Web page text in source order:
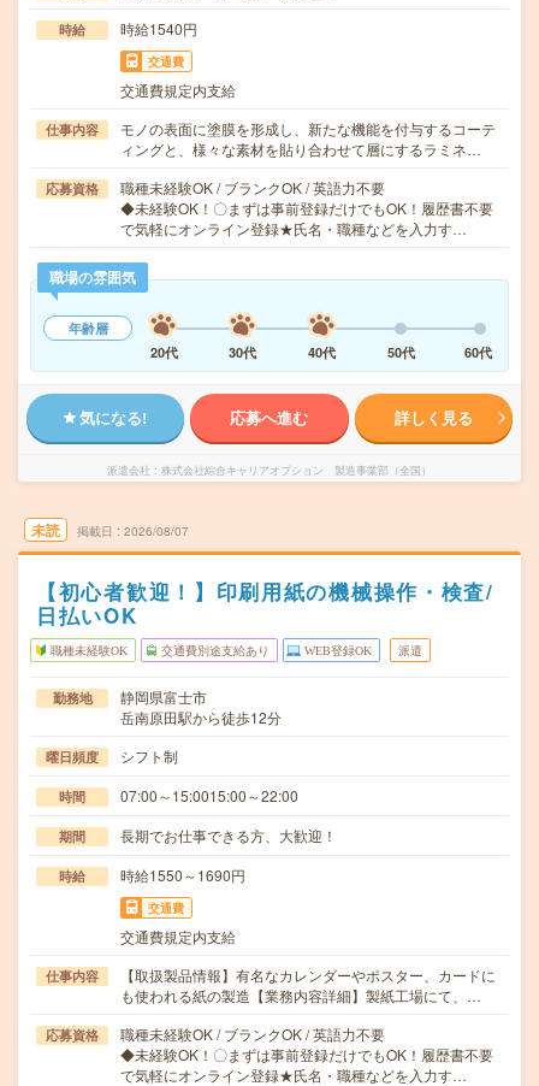
時給 時給1540円
交通費
交通費規定内支給
仕事内容
モノの表面に塗膜を形成し、新たな機能を付与するコーテ
ィングと、様々な素材を貼り合わせて層にするラミネ…
応募資格
職種未経験OK / ブランクOK / 英語力不要
◆未経験OK！〇まずは事前登録だけでもOK！履歴書不要
で気軽にオンライン登録★氏名・職種などを入力す…
職場の雰囲気
年齢層
20代
30代 40代 50代 60代
気になる! 応募へ進む 詳しく見る
派遣会社 株式会社綜合キャリアオプション 製造事業部（全国）
未読 掲載日 2026/08/07
【初心者歓迎！】印刷用紙の機械操作・検査/
日払いOK
職種未経験OK 交通費別途支給あり WEB登録OK 派遣
勤務地
静岡県富士市
岳南原田駅から徒歩12分
曜日頻度 シフト制
時間 07:00～15:0015:00～22:00
期間 長期でお仕事できる方、大歓迎！
時給 時給1550～1690円
交通費
交通費規定内支給
仕事内容
【取扱製品情報】有名なカレンダーやポスター、カードに
も使われる紙の製造【業務内容詳細】製紙工場にて、…
応募資格
職種未経験OK / ブランクOK / 英語力不要
◆未経験OK！〇まずは事前登録だけでもOK！履歴書不要
で気軽にオンライン登録★氏名・職種などを入力す…